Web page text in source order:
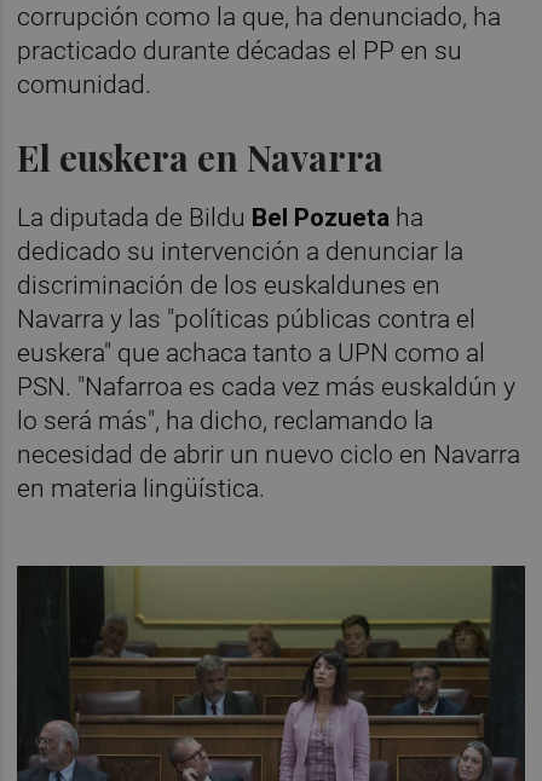
corrupción como la que, ha denunciado, ha
practicado durante décadas el PP en su
comunidad.
El euskera en Navarra
La diputada de Bildu Bel Pozueta ha
dedicado su intervención a denunciar la
discriminación de los euskaldunes en
Navarra y las "políticas públicas contra el
euskera" que achaca tanto a UPN como al
PSN. "Nafarroa es cada vez más euskaldún y
lo será más", ha dicho, reclamando la
necesidad de abrir un nuevo ciclo en Navarra
en materia lingüística.